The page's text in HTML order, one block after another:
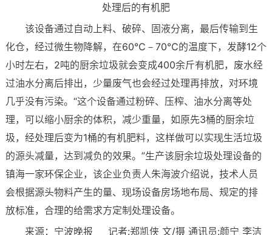
处理后的有机肥
该设备通过自动上料、破碎、固液分离，最后传输到生
化仓，经过微生物降解，在60℃－70℃的温度下，发酵12个
小时左右，2吨的厨余垃圾就会变成400余斤有机肥，废水经
过油水分离后排出，少量废气也会经过处理再排放，对环境
几乎没有污染。“这个设备通过粉碎、压榨、油水分离等处
理，可以缩小厨余的体积，减少重量，如原先3桶的厨余垃
圾，经处理后变为1桶的有机肥料，这样做可以实现生活垃圾
的源头减量，达到减负的效果。”生产该厨余垃圾处理设备的
镇海一家环保企业，该企业负责人朱海波介绍说，技术人员
会根据源头物料产生的量、现场设备房场地布局、规定的排
放标准，合理的给需求方定制处理设备。
来源：宁波晚报 记者:郑凯侠 文/摄 通讯员:颜宁 李洁